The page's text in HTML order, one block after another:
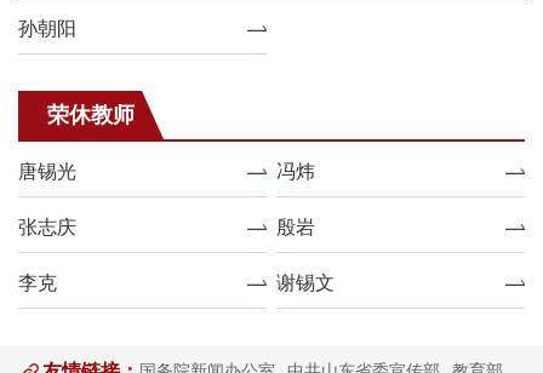
孙朝阳
荣休教师
唐锡光 冯炜
张志庆 殷岩
李克 谢锡文